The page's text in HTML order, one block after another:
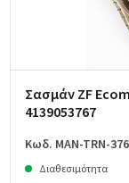
Σασμάν ZF
4139053767
Κωδ. MAN-TRN-
Διαθεσιμότητα